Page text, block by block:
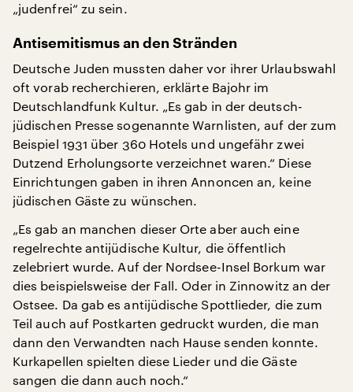
„judenfrei“ zu sein.
Antisemitismus an den Stränden
Deutsche Juden mussten daher vor ihrer Urlaubswahl
oft vorab recherchieren, erklärte Bajohr im
Deutschlandfunk Kultur. „Es gab in der deutsch-
jüdischen Presse sogenannte Warnlisten, auf der zum
Beispiel 1931 über 360 Hotels und ungefähr zwei
Dutzend Erholungsorte verzeichnet waren.“ Diese
Einrichtungen gaben in ihren Annoncen an, keine
jüdischen Gäste zu wünschen.
„Es gab an manchen dieser Orte aber auch eine
regelrechte antijüdische Kultur, die öffentlich
zelebriert wurde. Auf der Nordsee-Insel Borkum war
dies beispielsweise der Fall. Oder in Zinnowitz an der
Ostsee. Da gab es antijüdische Spottlieder, die zum
Teil auch auf Postkarten gedruckt wurden, die man
dann den Verwandten nach Hause senden konnte.
Kurkapellen spielten diese Lieder und die Gäste
sangen die dann auch noch.“